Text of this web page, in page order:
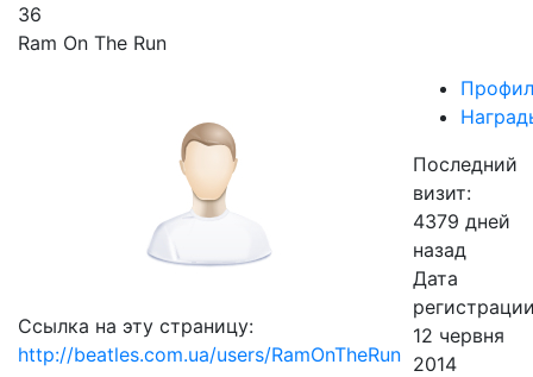
36
Ram On The Run
Ссылка на эту страницу:
http://beatles.com.ua/users/RamOnTheRun
Последний
визит:
4379 дней
назад
Дата
12 червня
2014